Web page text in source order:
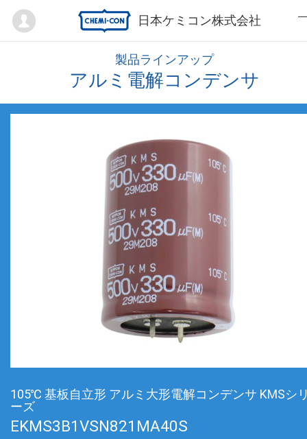
日本ケミコン株式会社
Mypage
製品ラインアップ
アルミ電解コンデンサ
105℃ 基板自立形 アルミ大形電解コンデンサ KMSシ
ーズ
EKMS3B1VSN821MA40S